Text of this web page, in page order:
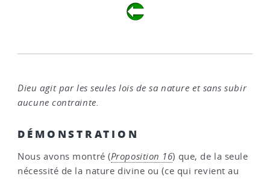
Dieu agit par les seules lois de sa nature et sans subir
aucune contrainte.
DÉMONSTRATION
Nous avons montré (Proposition 16) que, de la seule
nécessité de la nature divine ou (ce qui revient au